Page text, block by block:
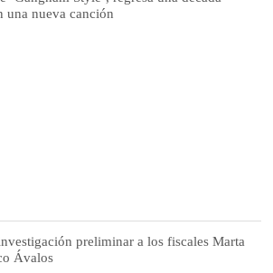
una nueva canción
preliminar a los fiscales Marta
Ávalos